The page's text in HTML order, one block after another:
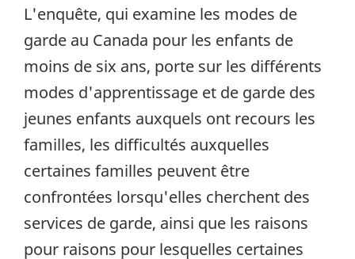
L'enquête, qui examine les modes de
garde au Canada pour les enfants de
moins de six ans, porte sur les différents
modes d'apprentissage et de garde des
jeunes enfants auxquels ont recours les
familles, les difficultés auxquelles
certaines familles peuvent être
confrontées lorsqu'elles cherchent des
services de garde, ainsi que les raisons
pour raisons pour lesquelles certaines